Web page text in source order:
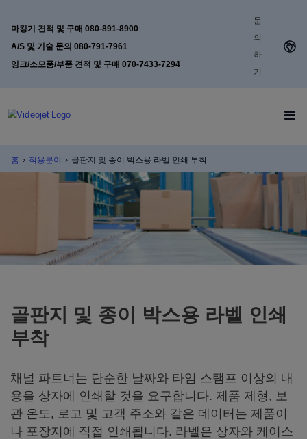
마킹기 견적 및 구매 080-891-8900
A/S 및 기술 문의 080-791-7961
잉크/소모품/부품 견적 및 구매 070-7433-7294
문
의
하
기
홈 › 적용분야 › 골판지 및 종이 박스용 라벨 인쇄 부착
골판지 및 종이 박스용 라벨 인쇄
부착
채널 파트너는 단순한 날짜와 타임 스탬프 이상의 내
용을 상자에 인쇄할 것을 요구합니다. 제품 제형, 보
관 온도, 로고 및 고객 주소와 같은 데이터는 제품이
나 포장지에 직접 인쇄됩니다. 라벨은 상자와 케이스